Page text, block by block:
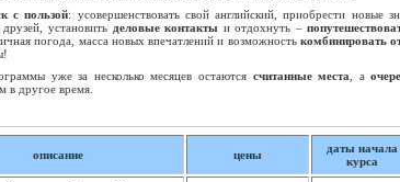
с пользой: усовершенствовать свой английский, приобрести новые
установить деловые контакты и отдохнуть –
погода, масса новых впечатлений и возможность комбинировать
уже за несколько месяцев остаютсясчитанные места , а
в другое время.
описание цены
даты начала
курса